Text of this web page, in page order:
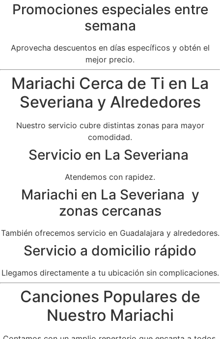
Promociones especiales entre
semana
Aprovecha descuentos en días específicos y obtén el
mejor precio.
Mariachi Cerca de Ti en La
Severiana y Alrededores
Nuestro servicio cubre distintas zonas para mayor
comodidad.
Servicio en La Severiana
Atendemos con rapidez.
Mariachi en La Severiana y
zonas cercanas
También ofrecemos servicio en Guadalajara y alrededores.
Servicio a domicilio rápido
Llegamos directamente a tu ubicación sin complicaciones.
Canciones Populares de
Nuestro Mariachi